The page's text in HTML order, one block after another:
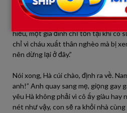
Hà tiếp lời: “Cháu thương anh Nam,
cháu sẽ có thêm một gia đình để
hiểu, một gia đình chỉ tồn tại khi có
chỉ vì cháu xuất thân nghèo mà bị
nên dừng lại ở đây.”
Nói xong, Hà cúi chào, định ra về.
anh!” Anh quay sang mẹ, giọng gay
yêu Hà không phải vì cô ấy giàu hay
nét như vậy, con sẽ ra khỏi nhà cùng